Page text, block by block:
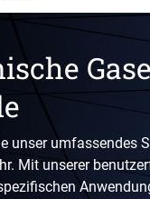
unser umfassendes
Mit unserer